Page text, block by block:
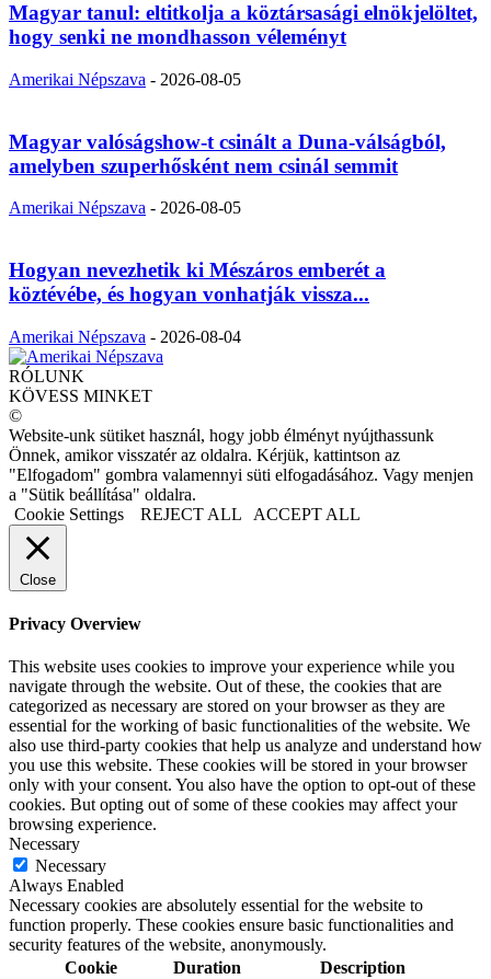
Magyar tanul: eltitkolja a köztársasági elnökjelöltet,
hogy senki ne mondhasson véleményt
Amerikai Népszava - 2026-08-05
Magyar valóságshow-t csinált a Duna-válságból,
amelyben szuperhősként nem csinál semmit
Amerikai Népszava - 2026-08-05
Hogyan nevezhetik ki Mészáros emberét a
köztévébe, és hogyan vonhatják vissza...
Amerikai Népszava - 2026-08-04
RÓLUNK
KÖVESS MINKET
©
Website-unk sütiket használ, hogy jobb élményt nyújthassunk
Önnek, amikor visszatér az oldalra. Kérjük, kattintson az
"Elfogadom" gombra valamennyi süti elfogadásához. Vagy menjen
a "Sütik beállítása" oldalra.
Cookie Settings
REJECT ALL ACCEPT ALL
Close
Privacy Overview
This website uses cookies to improve your experience while you
navigate through the website. Out of these, the cookies that are
categorized as necessary are stored on your browser as they are
essential for the working of basic functionalities of the website. We
also use third-party cookies that help us analyze and understand how
you use this website. These cookies will be stored in your browser
only with your consent. You also have the option to opt-out of these
cookies. But opting out of some of these cookies may affect your
browsing experience.
Necessary
Necessary
Always Enabled
Necessary cookies are absolutely essential for the website to
function properly. These cookies ensure basic functionalities and
security features of the website, anonymously.
Cookie
Duration Description